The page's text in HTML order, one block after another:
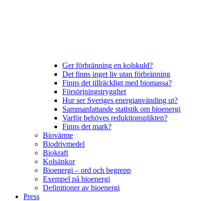
Ger förbränning en kolskuld?
Det finns inget liv utan förbränning
Finns det tillräckligt med biomassa?
Försörjningstrygghet
Hur ser Sveriges energianvänding ut?
Sammanfattande statistik om bioenergi
Varför behöves reduktionsplikten?
Finns det mark?
Biovärme
Biodrivmedel
Biokraft
Kolsänkor
Bioenergi – ord och begrepp
Exempel på bioenergi
Definitioner av bioenergi
Press